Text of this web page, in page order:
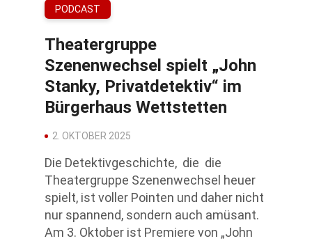
PODCAST
Theatergruppe
Szenenwechsel spielt „John
Stanky, Privatdetektiv“ im
Bürgerhaus Wettstetten
2. OKTOBER 2025
Die Detektivgeschichte, die die
Theatergruppe Szenenwechsel heuer
spielt, ist voller Pointen und daher nicht
nur spannend, sondern auch amüsant.
Am 3. Oktober ist Premiere von „John